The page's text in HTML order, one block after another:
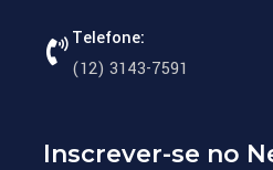
Telefone:
(12) 3143-7591
Inscrever-se no